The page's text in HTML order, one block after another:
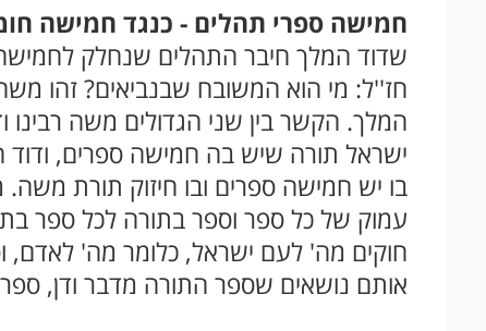
חמישה ספרי תהלים - כנגד חמישה
שדוד המלך חיבר התהלים שנחלק
חז''ל: מי הוא המשובח שבנביאים? זהו
המלך. הקשר בין שני הגדולים משה
ישראל תורה שיש בה חמישה ספרים,
בו יש חמישה ספרים ובו חיזוק תורת
עמוק של כל ספר וספר בתורה לכל ספר
חוקים מה' לעם ישראל, כלומר מה'
אותם נושאים שספר התורה מדבר ודן,